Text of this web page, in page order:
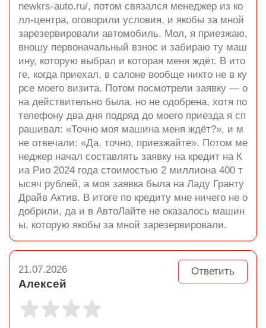
newkrs-auto.ru/, потом связался менеджер из ко
лл-центра, оговорили условия, и якобы за мной
зарезервировали автомобиль. Мол, я приезжаю,
вношу первоначальный взнос и забираю ту маш
ину, которую выбрал и которая меня ждёт. В ито
ге, когда приехал, в салоне вообще никто не в ку
рсе моего визита. Потом посмотрели заявку — о
на действительно была, но не одобрена, хотя по
телефону два дня подряд до моего приезда я сп
рашивал: «Точно моя машина меня ждёт?», и м
не отвечали: «Да, точно, приезжайте». Потом ме
неджер начал составлять заявку на кредит на К
иа Рио 2024 года стоимостью 2 миллиона 400 т
ысяч рублей, а моя заявка была на Ладу Гранту
Драйв Актив. В итоге по кредиту мне ничего не о
добрили, да и в АвтоЛайте не оказалось машин
ы, которую якобы за мной зарезервировали.
Ответить
21.07.2026
Алексей